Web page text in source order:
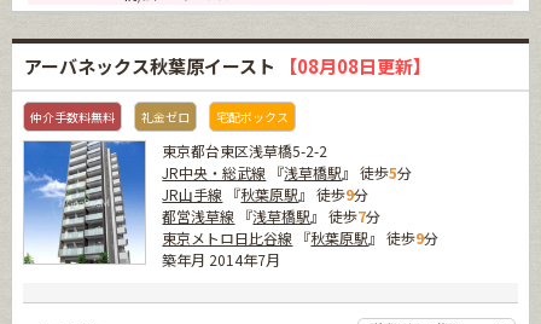
アーバネックス秋葉原イースト 【08月08日更新】
仲介手数料無料 礼金ゼロ 宅配ボックス
東京都台東区浅草橋5-2-2
JR中央・総武線 『浅草橋駅』 徒歩5分
JR山手線 『秋葉原駅』 徒歩9分
都営浅草線 『浅草橋駅』 徒歩7分
東京メトロ日比谷線 『秋葉原駅』 徒歩9分
築年月 2014年7月